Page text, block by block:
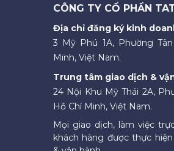
CÔNG TY CỔ PHẦN
Địa chỉ đăng ký kinh
3 Mỹ Phú 1A, Phường
Minh, Việt Nam.
Trung tâm giao dịch &
24 Nội Khu Mỹ Thái 2A,
Hồ Chí Minh, Việt Nam.
Mọi giao dịch, làm việc
khách hàng được thực